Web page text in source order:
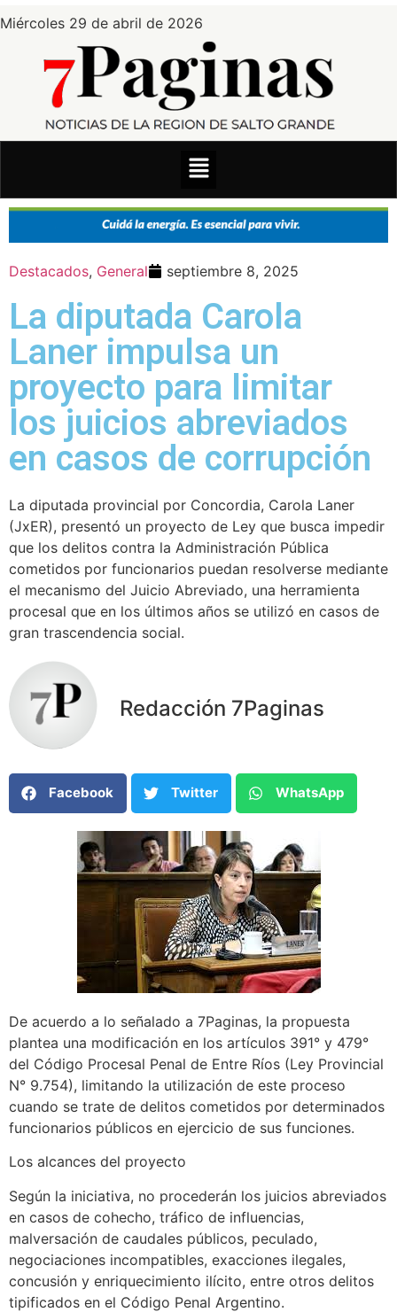
Miércoles 29 de abril de 2026
Destacados, General septiembre 8, 2025
La diputada Carola
Laner impulsa un
proyecto para limitar
los juicios abreviados
en casos de corrupción
La diputada provincial por Concordia, Carola Laner
(JxER), presentó un proyecto de Ley que busca impedir
que los delitos contra la Administración Pública
cometidos por funcionarios puedan resolverse mediante
el mecanismo del Juicio Abreviado, una herramienta
procesal que en los últimos años se utilizó en casos de
gran trascendencia social.
Redacción 7Paginas
Facebook Twitter WhatsApp
De acuerdo a lo señalado a 7Paginas, la propuesta
plantea una modificación en los artículos 391° y 479°
del Código Procesal Penal de Entre Ríos (Ley Provincial
N° 9.754), limitando la utilización de este proceso
cuando se trate de delitos cometidos por determinados
funcionarios públicos en ejercicio de sus funciones.
Los alcances del proyecto
Según la iniciativa, no procederán los juicios abreviados
en casos de cohecho, tráfico de influencias,
malversación de caudales públicos, peculado,
negociaciones incompatibles, exacciones ilegales,
concusión y enriquecimiento ilícito, entre otros delitos
tipificados en el Código Penal Argentino.